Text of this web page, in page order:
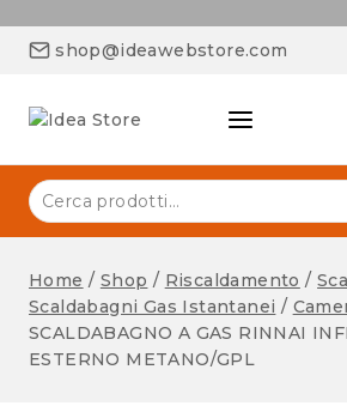
shop@ideawebstore.com
Home / Shop / Riscaldamento /
Scaldabagni Gas Istantanei /
SCALDABAGNO A GAS RINNAI
ESTERNO METANO/GPL